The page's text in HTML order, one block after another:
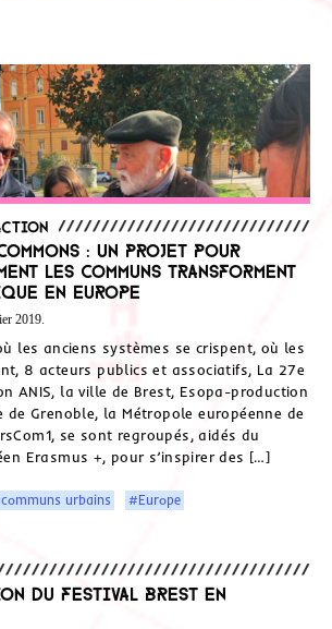
: un projet pour
les communs transforment
en Europe
2019.
les anciens systèmes se crispent, où les
8 acteurs publics et associatifs, La 27e
ANIS, la ville de Brest, Esopa-production
de Grenoble, la Métropole européenne de
se sont regroupés, aidés du
Erasmus +, pour s’inspirer des […]
urbains #Europe
du festival Brest en